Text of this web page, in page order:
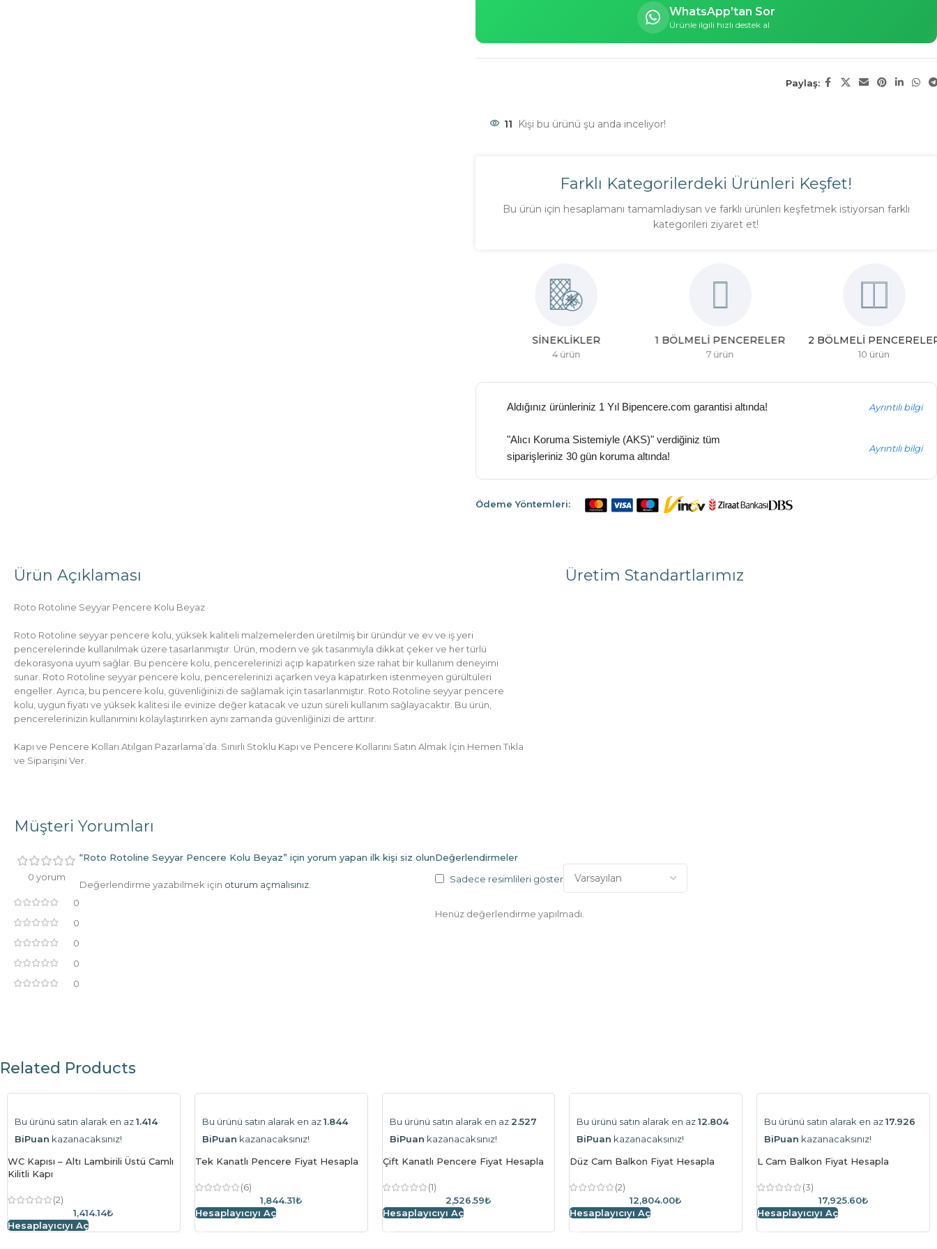
WhatsApp’tan Sor
Ürünle ilgili hızlı destek al
Paylaş:
11 Kişi bu ürünü şu anda inceliyor!
Farklı Kategorilerdeki Ürünleri Keşfet!
Bu ürün için hesaplamanı tamamladıysan ve farklı ürünleri keşfetmek istiyorsan farklı
kategorileri ziyaret et!
SINEKLIKLER
4 ürün
1 BÖLMELI PENCERELER
7 ürün
2 BÖLMELI PENCERELER
10 ürün
Aldığınız ürünleriniz 1 Yıl Bipencere.com garantisi altında! Ayrıntılı bilgi
"Alıcı Koruma Sistemiyle (AKS)" verdiğiniz tüm
siparişleriniz 30 gün koruma altında!
Ayrıntılı bilgi
Ödeme Yöntemleri:
Ürün Açıklaması
Roto Rotoline Seyyar Pencere Kolu Beyaz
Roto Rotoline seyyar pencere kolu, yüksek kaliteli malzemelerden üretilmiş bir üründür ve ev ve iş yeri
pencerelerinde kullanılmak üzere tasarlanmıştır. Ürün, modern ve şık tasarımıyla dikkat çeker ve her türlü
dekorasyona uyum sağlar. Bu pencere kolu, pencerelerinizi açıp kapatırken size rahat bir kullanım deneyimi
sunar. Roto Rotoline seyyar pencere kolu, pencerelerinizi açarken veya kapatırken istenmeyen gürültüleri
engeller. Ayrıca, bu pencere kolu, güvenliğinizi de sağlamak için tasarlanmıştır. Roto Rotoline seyyar pencere
kolu, uygun fiyatı ve yüksek kalitesi ile evinize değer katacak ve uzun süreli kullanım sağlayacaktır. Bu ürün,
pencerelerinizin kullanımını kolaylaştırırken aynı zamanda güvenliğinizi de arttırır.
Kapı ve Pencere Kolları Atılgan Pazarlama’da. Sınırlı Stoklu Kapı ve Pencere Kollarını Satın Almak İçin Hemen Tıkla
ve Siparişini Ver.
Üretim Standartlarımız
Müşteri Yorumları
0 yorum
0
0
0
0
0
Değerlendirmeler
Sadece resimlileri göster
Henüz değerlendirme yapılmadı.
“Roto Rotoline Seyyar Pencere Kolu Beyaz” için yorum yapan ilk kişi siz olun
Değerlendirme yazabilmek için oturum açmalısınız
Related Products
Bu ürünü satın alarak en az1.414
BiPuan kazanacaksınız!
WC Kapısı – Altı Lambirili Üstü Camlı
Kilitli Kapı
(2)
1,414.14₺
Hesaplayıcıyı Aç
Bu ürünü satın alarak en az1.844
BiPuan kazanacaksınız!
Tek Kanatlı Pencere Fiyat Hesapla
(6)
1,844.31₺
Hesaplayıcıyı Aç
Bu ürünü satın alarak en az 2.527
BiPuan kazanacaksınız!
Çift Kanatlı Pencere Fiyat Hesapla
(1)
2,526.59₺
Hesaplayıcıyı Aç
Bu ürünü satın alarak en az12.804
BiPuan kazanacaksınız!
Düz Cam Balkon Fiyat Hesapla
(2)
12,804.00₺
Hesaplayıcıyı Aç
Bu ürünü satın alarak en az17.926
BiPuan kazanacaksınız!
L Cam Balkon Fiyat Hesapla
(3)
17,925.60₺
Hesaplayıcıyı Aç